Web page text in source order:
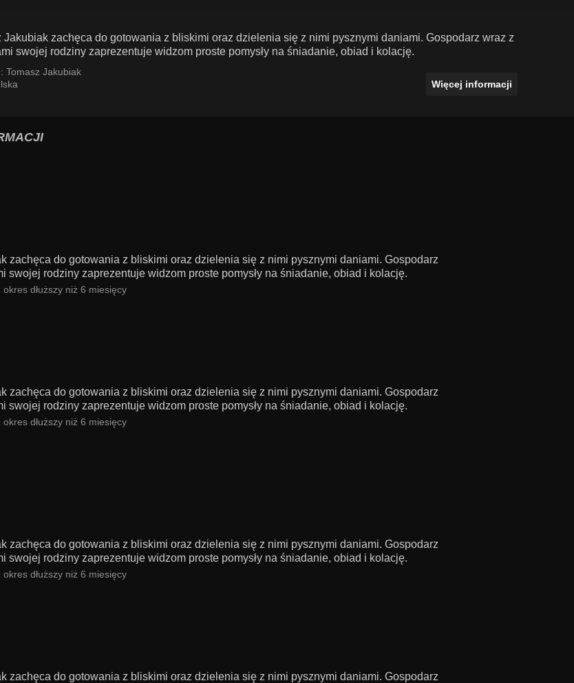
Jakubiak zachęca do gotowania z bliskimi oraz dzielenia się z nimi pysznymi daniami. Gospodarz wraz z
swojej rodziny zaprezentuje widzom proste pomysły na śniadanie, obiad i kolację.
Tomasz Jakubiak
Więcej informacji
zachęca do gotowania z bliskimi oraz dzielenia się z nimi pysznymi daniami. Gospodarz
swojej rodziny zaprezentuje widzom proste pomysły na śniadanie, obiad i kolację.
dłuższy niż 6 miesięcy
zachęca do gotowania z bliskimi oraz dzielenia się z nimi pysznymi daniami. Gospodarz
swojej rodziny zaprezentuje widzom proste pomysły na śniadanie, obiad i kolację.
dłuższy niż 6 miesięcy
zachęca do gotowania z bliskimi oraz dzielenia się z nimi pysznymi daniami. Gospodarz
swojej rodziny zaprezentuje widzom proste pomysły na śniadanie, obiad i kolację.
dłuższy niż 6 miesięcy
zachęca do gotowania z bliskimi oraz dzielenia się z nimi pysznymi daniami. Gospodarz